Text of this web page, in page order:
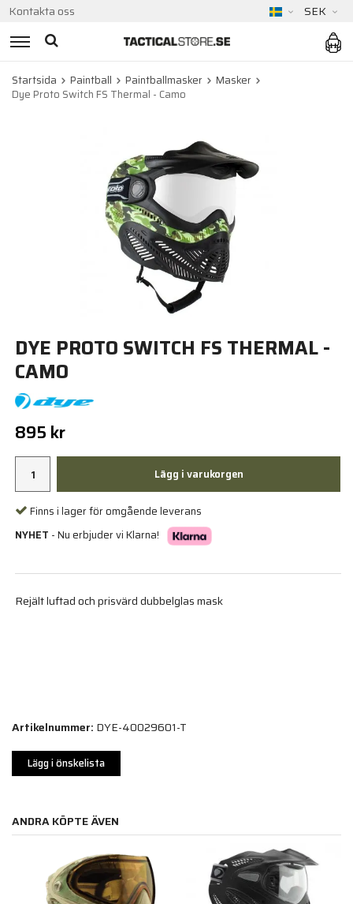
Kontakta oss SEK
Startsida Paintball Paintballmasker
Masker
Dye Proto Switch FS Thermal - Camo
DYE PROTO SWITCH FS THERMAL -
CAMO
895 kr
Lägg i varukorgen
Finns i lager för omgående leverans
NYHET - Nu erbjuder vi Klarna!
Rejält luftad och prisvärd dubbelglas mask
Artikelnummer: DYE-40029601-T
Lägg i önskelista
ANDRA KÖPTE ÄVEN